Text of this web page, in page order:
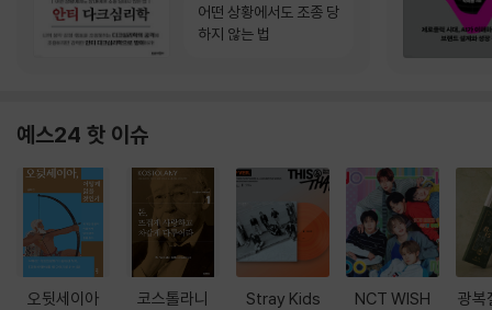
어떤 상황에서도 조종 당
하지 않는 법
예스24 핫 이슈
오뒷세이아 코스톨라니 Stray Kids NCT WISH 광복